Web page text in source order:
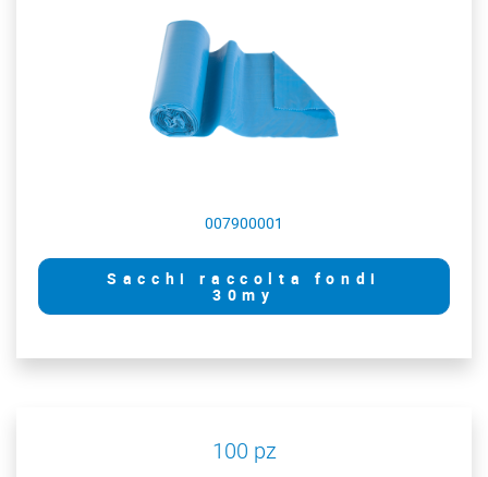
007900001
Sacchi raccolta fondi
30my
100 pz